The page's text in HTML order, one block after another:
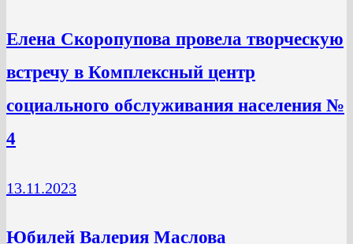
Елена Скоропупова провела творческую
встречу в Комплексный центр
социального обслуживания населения №
4
13.11.2023
Юбилей Валерия Маслова